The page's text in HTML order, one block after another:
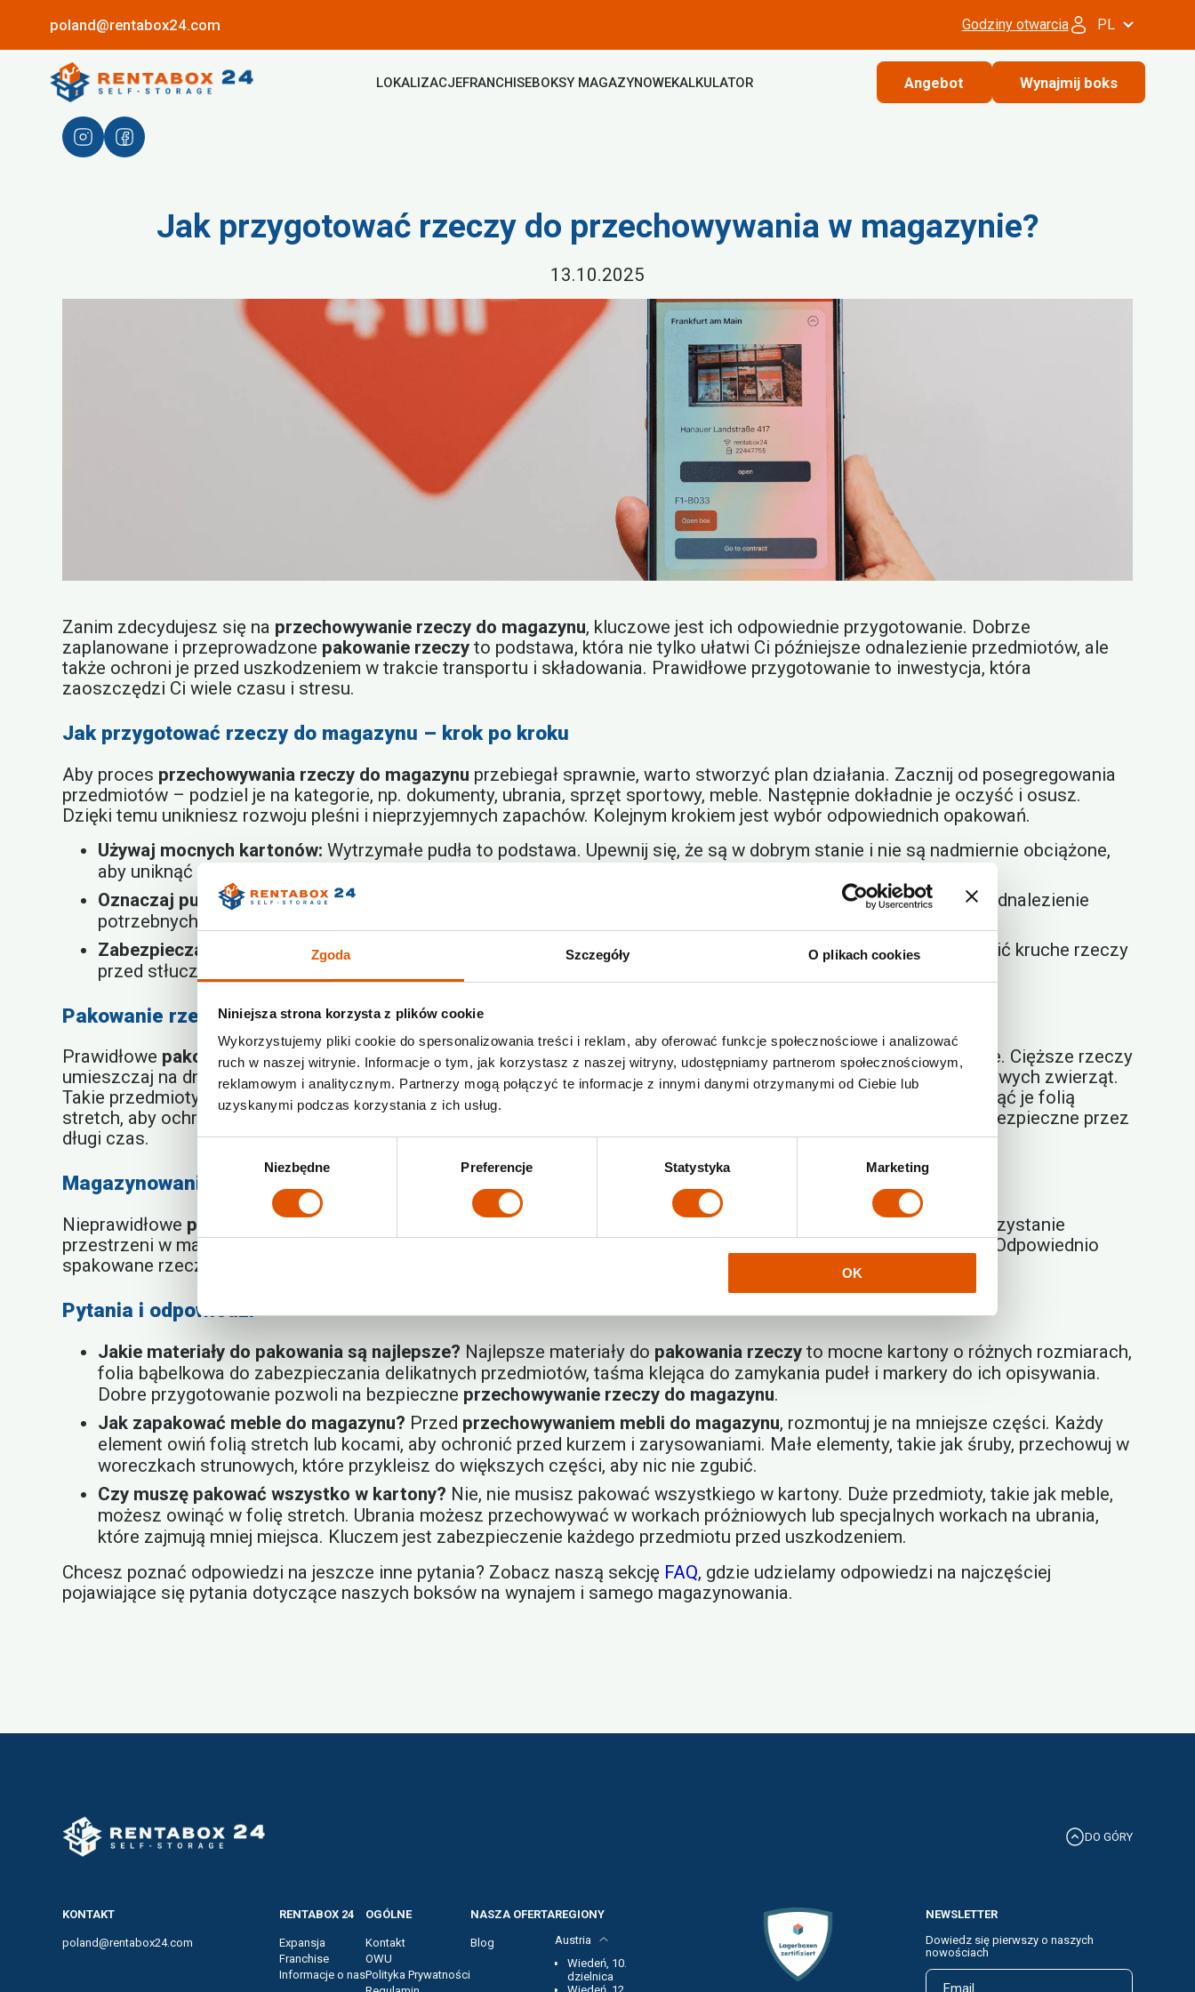
Zgoda Szczegóły O plikach cookies
Niniejsza strona korzysta z plików cookie
Wykorzystujemy pliki cookie do spersonalizowania treści i reklam, aby oferować funkcje społecznościowe i analizować
ruch w naszej witrynie. Informacje o tym, jak korzystasz z naszej witryny, udostępniamy partnerom społecznościowym,
reklamowym i analitycznym. Partnerzy mogą połączyć te informacje z innymi danymi otrzymanymi od Ciebie lub
uzyskanymi podczas korzystania z ich usług.
Niezbędne Preferencje Statystyka Marketing
OK
poland@rentabox24.com Godziny otwarcia PL
LOKALIZACJEFRANCHISEBOKSY MAGAZYNOWEKALKULATOR Angebot Wynajmij boks
Jak przygotować rzeczy do przechowywania w magazynie?
13.10.2025
Zanim zdecydujesz się na przechowywanie rzeczy do magazynu, kluczowe jest ich odpowiednie przygotowanie. Dobrze
zaplanowane i przeprowadzone pakowanie rzeczy to podstawa, która nie tylko ułatwi Ci późniejsze odnalezienie przedmiotów, ale
także ochroni je przed uszkodzeniem w trakcie transportu i składowania. Prawidłowe przygotowanie to inwestycja, która
zaoszczędzi Ci wiele czasu i stresu.
Jak przygotować rzeczy do magazynu – krok po kroku
Aby proces przechowywania rzeczy do magazynu przebiegał sprawnie, warto stworzyć plan działania. Zacznij od posegregowania
przedmiotów – podziel je na kategorie, np. dokumenty, ubrania, sprzęt sportowy, meble. Następnie dokładnie je oczyść i osusz.
Dzięki temu unikniesz rozwoju pleśni i nieprzyjemnych zapachów. Kolejnym krokiem jest wybór odpowiednich opakowań.
Używaj mocnych kartonów: Wytrzymałe pudła to podstawa. Upewnij się, że są w dobrym stanie i nie są nadmiernie obciążone,
aby uniknąć ich pęknięcia.
Oznaczaj pudełka: Dokładne opisanie zawartości każdego pudełka na zewnątrz znacznie ułatwi Ci późniejsze odnalezienie
potrzebnych przedmiotów.
Zabezpieczaj delikatne przedmioty:
Używaj folii bąbelkowej, papieru do pakowania lub starych ubrań, aby chronić kruche rzeczy
przed stłuczeniem.
Pakowanie rzeczy jak profesjonalista
Prawidłowe pakowanie rzeczyto sztuka. Staraj się wypełniać pudełka do końca, aby uniknąć ich zgniecenia w stosie. Cięższe rzeczy
umieszczaj na dnie pudełka, a lżejsze na górze. Pamiętaj, aby nie pakować łatwopalnych materiałów, żywności ani żywych zwierząt.
Takie przedmioty są zabronione w magazynach self storage. Pamiętaj też, żeby zabezpieczyć krawędzie mebli, owinąć je folią
stretch, aby ochronić przed kurzem i uszkodzeniami mechanicznymi. Tak przygotowane rzeczy do magazynu będą bezpieczne przez
długi czas.
Magazynowanie a odpowiednie pakowanie rzeczy
Nieprawidłowe pakowanie rzeczy
może narazić Twoje przedmioty na zniszczenie, a także utrudnić optymalne wykorzystanie
przestrzeni w magazynie. Pamiętaj o zostawieniu miejsca na korytarze, aby mieć łatwy dostęp do każdego pudełka. Odpowiednio
spakowane rzeczy do magazynu to klucz do sukcesu.
Pytania i odpowiedzi
Jakie materiały do pakowania są najlepsze? Najlepsze materiały do pakowania rzeczy to mocne kartony o różnych rozmiarach,
folia bąbelkowa do zabezpieczania delikatnych przedmiotów, taśma klejąca do zamykania pudeł i markery do ich opisywania.
Dobre przygotowanie pozwoli na bezpieczne przechowywanie rzeczy do magazynu.
Jak zapakować meble do magazynu? Przed przechowywaniem mebli do magazynu, rozmontuj je na mniejsze części. Każdy
element owiń folią stretch lub kocami, aby ochronić przed kurzem i zarysowaniami. Małe elementy, takie jak śruby, przechowuj w
woreczkach strunowych, które przykleisz do większych części, aby nic nie zgubić.
Czy muszę pakować wszystko w kartony? Nie, nie musisz pakować wszystkiego w kartony. Duże przedmioty, takie jak meble,
możesz owinąć w folię stretch. Ubrania możesz przechowywać w workach próżniowych lub specjalnych workach na ubrania,
które zajmują mniej miejsca. Kluczem jest zabezpieczenie każdego przedmiotu przed uszkodzeniem.
Chcesz poznać odpowiedzi na jeszcze inne pytania? Zobacz naszą sekcję FAQ, gdzie udzielamy odpowiedzi na najczęściej
pojawiające się pytania dotyczące naszych boksów na wynajem i samego magazynowania.
DO GÓRY
KONTAKT
poland@rentabox24.com
RENTABOX 24
Expansja
Franchise
Informacje o nas
OGÓLNE
Kontakt
OWU
Polityka Prywatności
NASZA OFERTA
Blog
REGIONY
Austria
Wiedeń, 10.
dzielnica
NEWSLETTER
Dowiedz się pierwszy o naszych
nowościach